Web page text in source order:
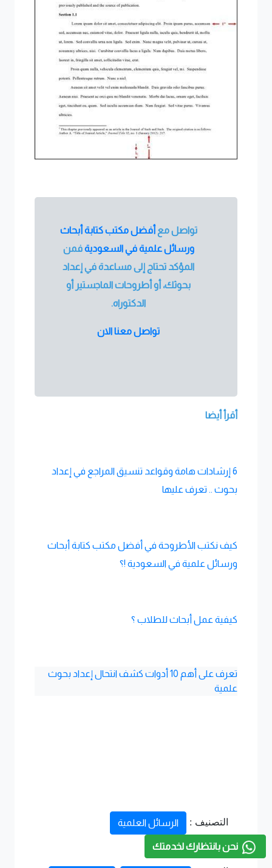
نحن بانتظارك لخدمتك
تواصل مع أفضل مكتب كتابة أبحاث
ورسائل علمية في السعوديةفمن
المؤكد تحتاج إلى مساعدة في إعداد
بحوثك، أو أطروحات الماجستير أو
الدكتوراه.
تواصل معنا الان
أقرأ أيضا
6 إرشادات هامة وقواعد تنسيق المراجع في إعداد
بحوث .. تعرف عليها
كيف نكتب الأطروحة في أفضل مكتب كتابة أبحاث
ورسائل علمية في السعودية !؟
كيفية عمل أبحاث للطلاب ؟
تعرف على أهم 10 أدوات كشف انتحال إعداد بحوث
علمية
التصنيف : الرسائل العلمية